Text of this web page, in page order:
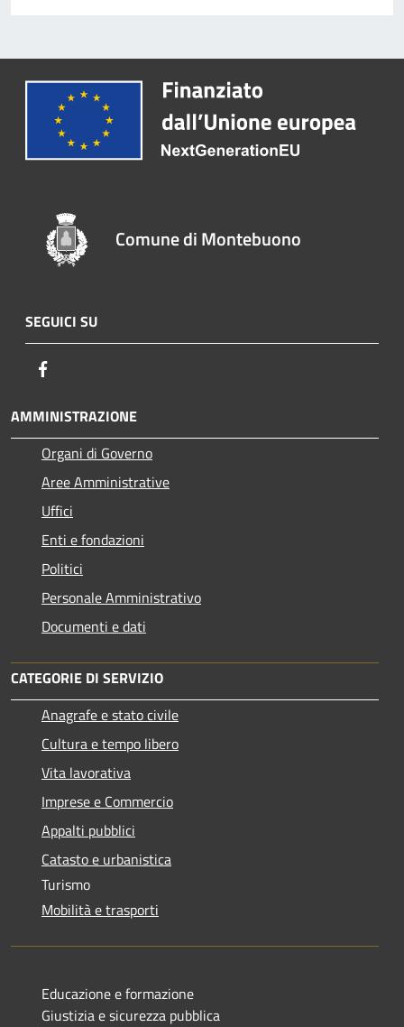
Comune di Montebuono
SEGUICI SU
AMMINISTRAZIONE
Organi di Governo
Aree Amministrative
Uffici
Enti e fondazioni
Politici
Personale Amministrativo
Documenti e dati
CATEGORIE DI SERVIZIO
Anagrafe e stato civile
Cultura e tempo libero
Vita lavorativa
Imprese e Commercio
Appalti pubblici
Catasto e urbanistica
Turismo
Mobilità e trasporti
Educazione e formazione
Giustizia e sicurezza pubblica